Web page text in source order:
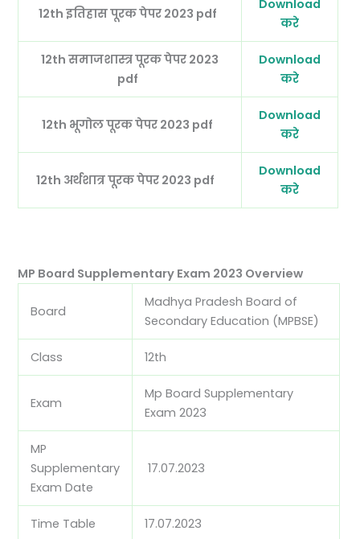
12th इतिहास पूरक पेपर 2023 pdf
Download
करे
12th समाजशास्त्र पूरक पेपर 2023
pdf
Download
करे
12th भूगोल पूरक पेपर 2023 pdf
Download
करे
12th अर्थशात्र पूरक पेपर 2023 pdf
Download
करे
MP Board Supplementary Exam 2023 Overview
Board
Madhya Pradesh Board of
Secondary Education (MPBSE)
Class 12th
Exam
Mp Board Supplementary
Exam 2023
MP
Supplementary
Exam Date
17.07.2023
Time Table 17.07.2023